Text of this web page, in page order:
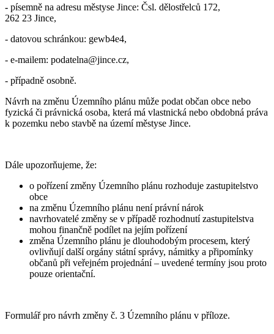
- písemně na adresu městyse Jince: Čsl. dělostřelců 172,
262 23 Jince,
- datovou schránkou: gewb4e4,
- e-mailem: podatelna@jince.cz,
- případně osobně.
Návrh na změnu Územního plánu může podat občan obce nebo
fyzická či právnická osoba, která má vlastnická nebo obdobná práva
k pozemku nebo stavbě na území městyse Jince.
Dále upozorňujeme, že:
o pořízení změny Územního plánu rozhoduje zastupitelstvo
obce
na změnu Územního plánu není právní nárok
navrhovatelé změny se v případě rozhodnutí zastupitelstva
mohou finančně podílet na jejím pořízení
změna Územního plánu je dlouhodobým procesem, který
ovlivňují další orgány státní správy, námitky a připomínky
občanů při veřejném projednání – uvedené termíny jsou proto
pouze orientační.
Formulář pro návrh změny č. 3 Územního plánu v příloze.